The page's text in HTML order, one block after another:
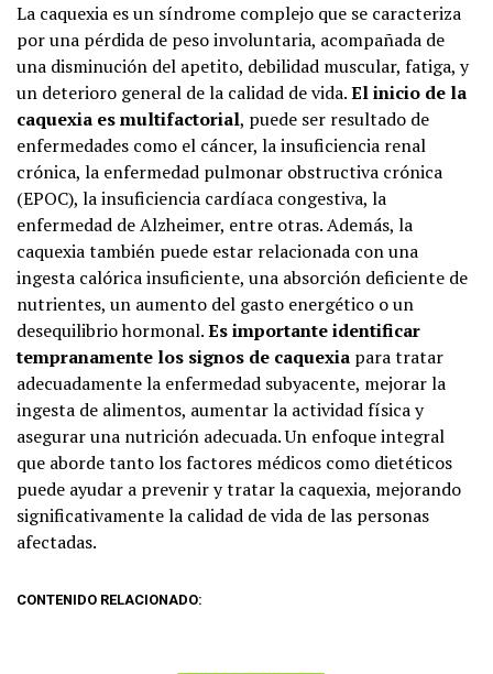
La caquexia es un síndrome complejo que se caracteriza
por una pérdida de peso involuntaria, acompañada de
una disminución del apetito, debilidad muscular, fatiga, y
un deterioro general de la calidad de vida.El inicio de la
caquexia es multifactorial, puede ser resultado de
enfermedades como el cáncer, la insuficiencia renal
crónica, la enfermedad pulmonar obstructiva crónica
(EPOC), la insuficiencia cardíaca congestiva, la
enfermedad de Alzheimer, entre otras. Además, la
caquexia también puede estar relacionada con una
ingesta calórica insuficiente, una absorción deficiente de
nutrientes, un aumento del gasto energético o un
desequilibrio hormonal.Es importante identificar
tempranamente los signos de caquexia para tratar
adecuadamente la enfermedad subyacente, mejorar la
ingesta de alimentos, aumentar la actividad física y
asegurar una nutrición adecuada. Un enfoque integral
que aborde tanto los factores médicos como dietéticos
puede ayudar a prevenir y tratar la caquexia, mejorando
significativamente la calidad de vida de las personas
afectadas.
CONTENIDO RELACIONADO: